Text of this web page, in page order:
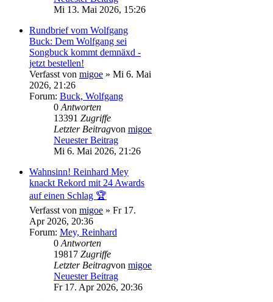
Mi 13. Mai 2026, 15:26
Rundbrief vom Wolfgang
Buck: Dem Wolfgang sei
Songbuck kommt demnäxd -
jetzt bestellen!
Verfasst von migoe » Mi 6. Mai
2026, 21:26
Forum: Buck, Wolfgang
0 Antworten
13391 Zugriffe
Letzter Beitragvon migoe
Neuester Beitrag
Mi 6. Mai 2026, 21:26
Wahnsinn! Reinhard Mey
knackt Rekord mit 24 Awards
auf einen Schlag 🏆
Verfasst von migoe » Fr 17.
Apr 2026, 20:36
Forum: Mey, Reinhard
0 Antworten
19817 Zugriffe
Letzter Beitragvon migoe
Neuester Beitrag
Fr 17. Apr 2026, 20:36